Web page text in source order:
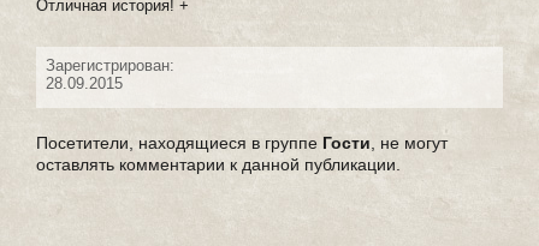
Отличная история! +
Зарегистрирован:
28.09.2015
Посетители, находящиеся в группе Гости , не могут
оставлять комментарии к данной публикации.